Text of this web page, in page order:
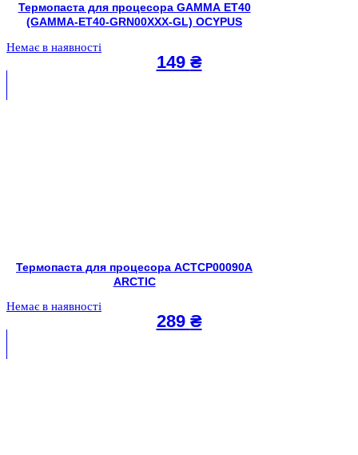
Термопаста для процесора GAMMA ET40
(GAMMA-ET40-GRN00XXX-GL) OCYPUS
Немає в наявності
149 ₴
Термопаста для процесора ACTCP00090A
ARCTIC
Немає в наявності
289 ₴